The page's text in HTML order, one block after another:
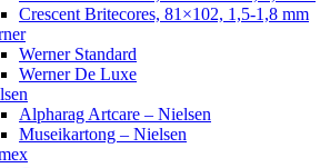
Crescent Britecores, 81×102, 1,5-1,8 mm
Werner Standard
Werner De Luxe
Alpharag Artcare – Nielsen
Museikartong – Nielsen